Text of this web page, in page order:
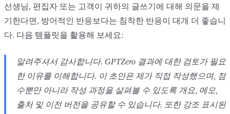
선생님, 편집자 또는 고객이 귀하의 글쓰기에 대해 의문을 제
기한다면, 방어적인 반응보다는 침착한 반응이 대개 더 좋습니
다. 다음 템플릿을 활용해 보세요:
알려주셔서 감사합니다. GPTZero 결과에 대한 검토가 필요
한 이유를 이해합니다. 이 초안은 제가 직접 작성했으며, 점
수뿐만 아니라 작성 과정을 살펴볼 수 있도록 개요, 메모,
출처 및 이전 버전을 공유할 수 있습니다. 또한 강조 표시된